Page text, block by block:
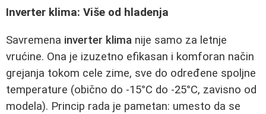
Inverter klima: Više od hladenja
Savremena inverter klima nije samo za letnje
vrućine. Ona je izuzetno efikasan i komforan način
grejanja tokom cele zime, sve do određene spoljne
temperature (obično do -15°C do -25°C, zavisno od
modela). Princip rada je pametan: umesto da se